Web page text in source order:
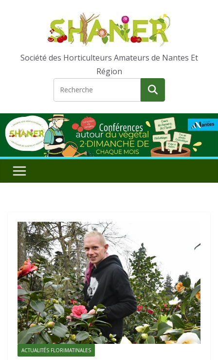
Société des Horticulteurs Amateurs de Nantes Et
Région
ACTUALITÉS FLORIMATINALES